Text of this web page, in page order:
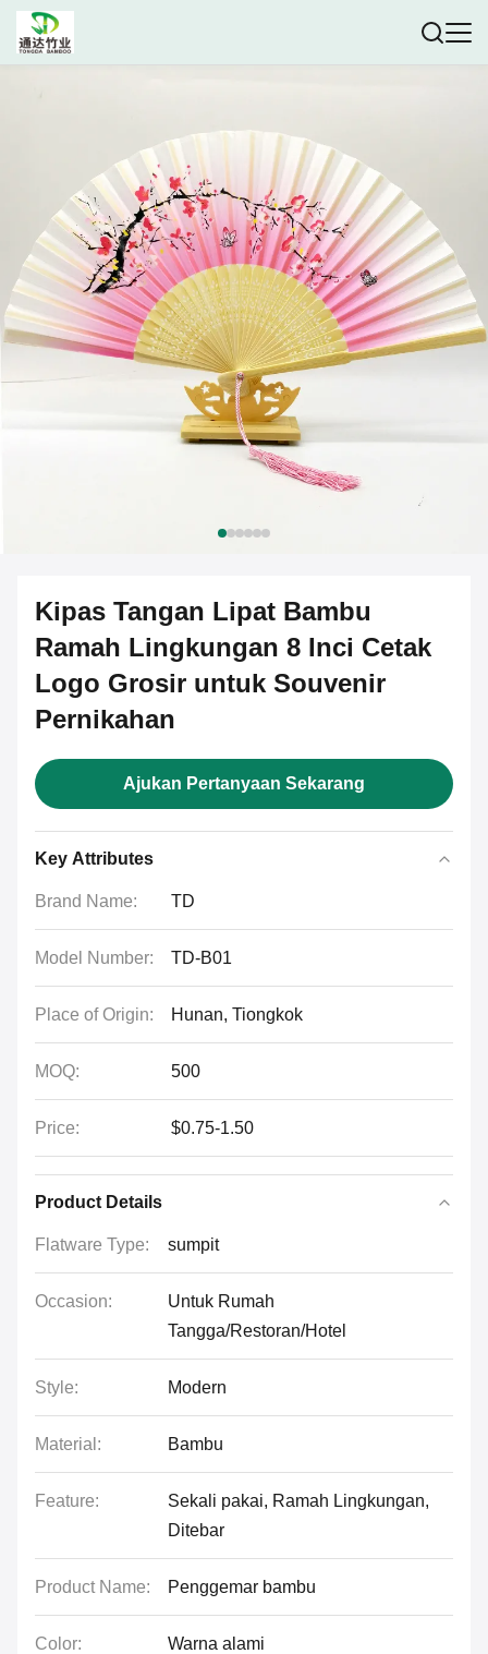
Kipas Tangan Lipat Bambu
Ramah Lingkungan 8 Inci Cetak
Logo Grosir untuk Souvenir
Pernikahan
Ajukan Pertanyaan Sekarang
Key Attributes
Brand Name: TD
Model Number: TD-B01
Place of Origin: Hunan, Tiongkok
MOQ: 500
Price: $0.75-1.50
Product Details
Flatware Type: sumpit
Occasion:
Untuk Rumah
Tangga/Restoran/Hotel
Style: Modern
Material: Bambu
Feature:
Sekali pakai, Ramah Lingkungan,
Ditebar
Product Name: Penggemar bambu
Color: Warna alami